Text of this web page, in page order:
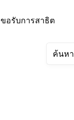
ขอรับการสาธิต